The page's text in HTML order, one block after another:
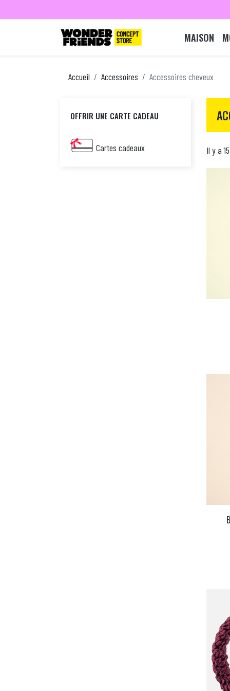
MAISON
Accueil Accessoires Accessoires cheveux
OFFRIR UNE CARTE CADEAU
Cartes cadeaux Il y a